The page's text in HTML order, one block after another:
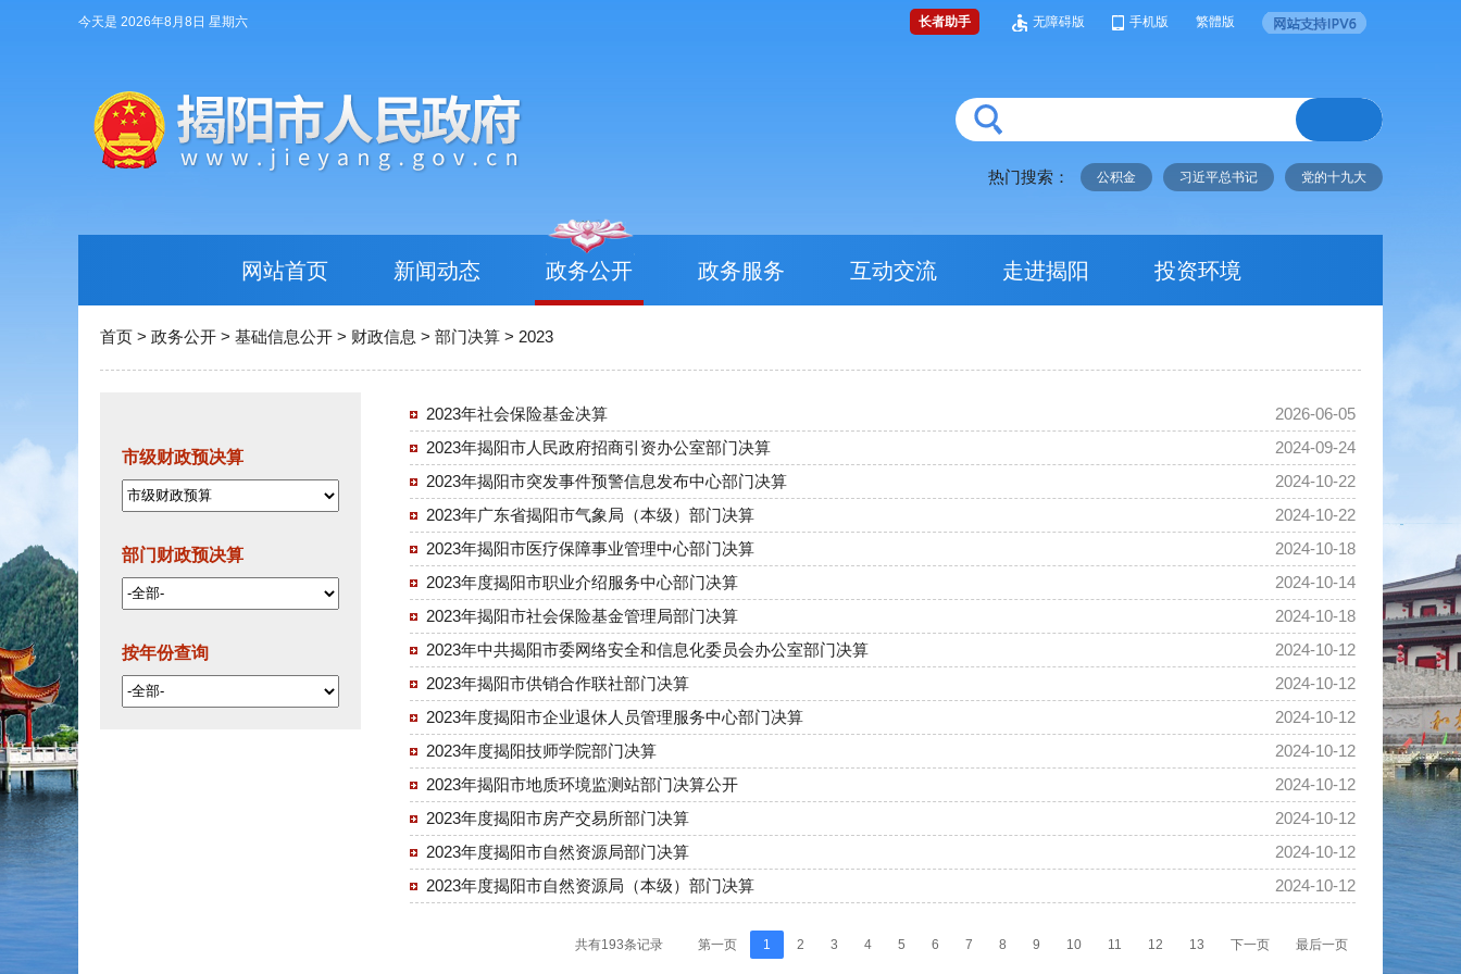
今天是 2026年8月8日 星期六 长者助手 无障碍版 手机版 繁體版
热门搜索： 公积金 习近平总书记 党的十九大
网站首页 新闻动态 政务公开 政务服务 互动交流 走进揭阳 投资环境
首页 > 政务公开 > 基础信息公开 > 财政信息 > 部门决算 > 2023
市级财政预决算
部门财政预决算
按年份查询
2026-06-05
2023年社会保险基金决算
2024-09-24
2023年揭阳市人民政府招商引资办公室部门决算
2024-10-22
2023年揭阳市突发事件预警信息发布中心部门决算
2024-10-22
2023年广东省揭阳市气象局（本级）部门决算
2024-10-18
2023年揭阳市医疗保障事业管理中心部门决算
2024-10-14
2023年度揭阳市职业介绍服务中心部门决算
2024-10-18
2023年揭阳市社会保险基金管理局部门决算
2024-10-12
2023年中共揭阳市委网络安全和信息化委员会办公室部门决算
2024-10-12
2023年揭阳市供销合作联社部门决算
2024-10-12
2023年度揭阳市企业退休人员管理服务中心部门决算
2024-10-12
2023年度揭阳技师学院部门决算
2024-10-12
2023年揭阳市地质环境监测站部门决算公开
2024-10-12
2023年度揭阳市房产交易所部门决算
2024-10-12
2023年度揭阳市自然资源局部门决算
2024-10-12
2023年度揭阳市自然资源局（本级）部门决算
第一页 1 2 3 4 5 6 7 8 9 10 11 12 13 下一页 最后一页
共有193条记录